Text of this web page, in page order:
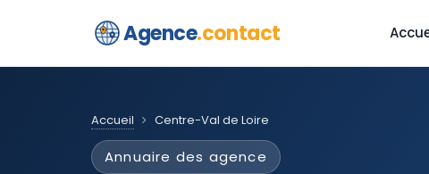
Agence.contact
Accueil Centre-Val de Loire
Annuaire des agence